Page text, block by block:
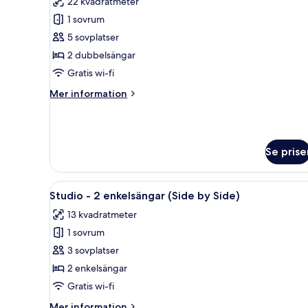
foton
för
Fyrbäddsrum
(All
Together)
1 sovrum
5 sovplatser
2 dubbelsängar
Gratis wi-fi
Mer information
Mer
Se
Öppna
alla
foton
för
Studio
-
2
Ett hotellrum med en säng,
7
Studio - 2 enkelsängar (Side by Side)
13 kvadratmeter
1 sovrum
3 sovplatser
2 enkelsängar
Gratis wi-fi